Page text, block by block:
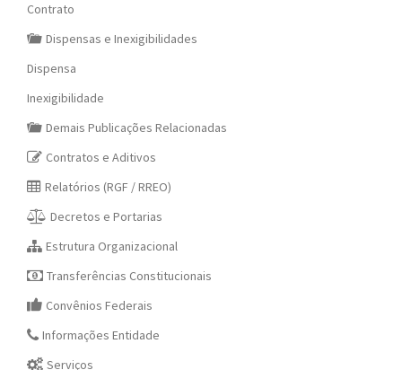
Contrato
Dispensas e Inexigibilidades
Dispensa
Inexigibilidade
Demais Publicações Relacionadas
Contratos e Aditivos
Relatórios (RGF / RREO)
Decretos e Portarias
Estrutura Organizacional
Transferências Constitucionais
Convênios Federais
Informações Entidade
Serviços